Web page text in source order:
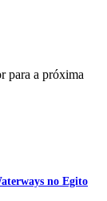
para a próxima
no Egito